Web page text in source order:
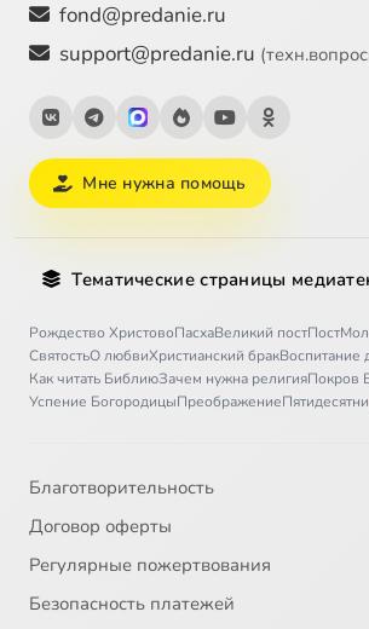
fond@predanie.ru
support@predanie.ru
Мне нужна помощь
Тематические страницы
Рождество ХристовоПасхаВеликий постПост
СвятостьО любвиХристианский бракВоспитание
Как читать БиблиюЗачем нужна религияПокров
Успение БогородицыПреображение
Благотворительность
Договор оферты
Регулярные пожертвования
Безопасность платежей